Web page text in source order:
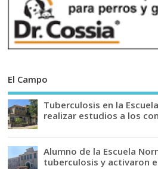
El Campo
Tuberculosis en la
realizar estudios a los
Alumno de la Escuela
tuberculosis y activaron